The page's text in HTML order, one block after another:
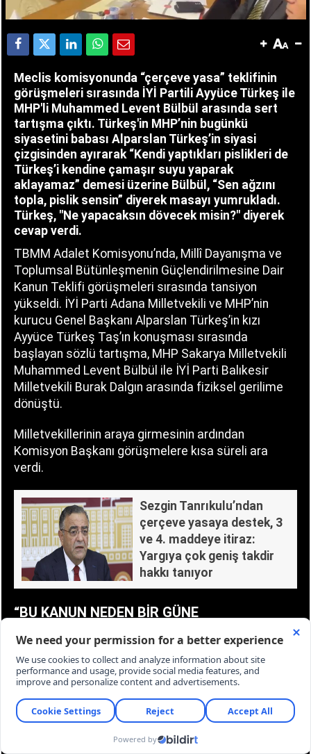
Meclis komisyonunda “çerçeve yasa” teklifinin
görüşmeleri sırasında İYİ Partili Ayyüce Türkeş ile
MHP'li Muhammed Levent Bülbül arasında sert
tartışma çıktı. Türkeş'in MHP’nin bugünkü
siyasetini babası Alparslan Türkeş’in siyasi
çizgisinden ayırarak “Kendi yaptıkları pislikleri de
Türkeş’i kendine çamaşır suyu yaparak
aklayamaz” demesi üzerine Bülbül, “Sen ağzını
topla, pislik sensin” diyerek masayı yumrukladı.
Türkeş, "Ne yapacaksın dövecek misin?" diyerek
cevap verdi.
TBMM Adalet Komisyonu’nda, Millî Dayanışma ve
Toplumsal Bütünleşmenin Güçlendirilmesine Dair
Kanun Teklifi görüşmeleri sırasında tansiyon
yükseldi. İYİ Parti Adana Milletvekili ve MHP’nin
kurucu Genel Başkanı Alparslan Türkeş’in kızı
Ayyüce Türkeş Taş’ın konuşması sırasında
başlayan sözlü tartışma, MHP Sakarya Milletvekili
Muhammed Levent Bülbül ile İYİ Parti Balıkesir
Milletvekili Burak Dalgın arasında fiziksel gerilime
dönüştü.
Milletvekillerinin araya girmesinin ardından
Komisyon Başkanı görüşmelere kısa süreli ara
verdi.
Sezgin Tanrıkulu’ndan
çerçeve yasaya destek, 3
ve 4. maddeye itiraz:
Yargıya çok geniş takdir
hakkı tanıyor
“BU KANUN NEDEN BİR GÜNE
Ayyüce Türkeş Taş, konuşmasının başında teklifin
komisyon görüşmelerinin neden tek günde
Türkeş Taş, kanun yapmanın ciddi ve üzerinde
düşünülmesi gereken bir süreç olduğunu belirterek